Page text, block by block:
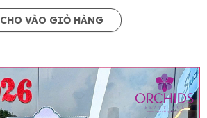
CHO VÀO GIỎ HÀNG